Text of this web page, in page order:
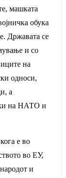
машката
обука
Државата се
и со
на
односи,
а
на НАТО и
е во
во ЕУ,
и